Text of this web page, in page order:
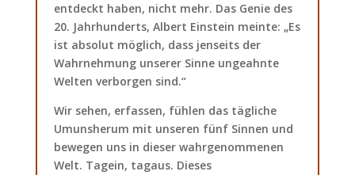
entdeckt haben, nicht mehr. Das Genie des
20. Jahrhunderts, Albert Einstein meinte: „Es
ist absolut möglich, dass jenseits der
Wahrnehmung unserer Sinne ungeahnte
Welten verborgen sind.“
Wir sehen, erfassen, fühlen das tägliche
Umunsherum mit unseren fünf Sinnen und
bewegen uns in dieser wahrgenommenen
Welt. Tagein, tagaus. Dieses